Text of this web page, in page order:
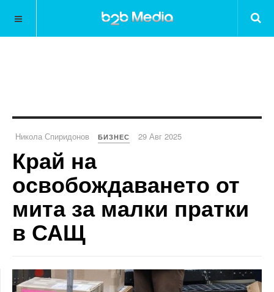
Никола Спиридонов БИЗНЕС 29 Авг 2025
Край на
освобождаването от
мита за малки пратки
в САЩ